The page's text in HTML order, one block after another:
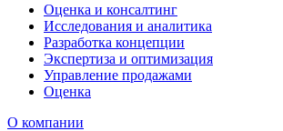
Оценка и консалтинг
Исследования и аналитика
Разработка концепции
Экспертиза и оптимизация
Управление продажами
Оценка
О компании